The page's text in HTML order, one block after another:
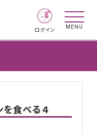
ログイン
MENU
食べる４